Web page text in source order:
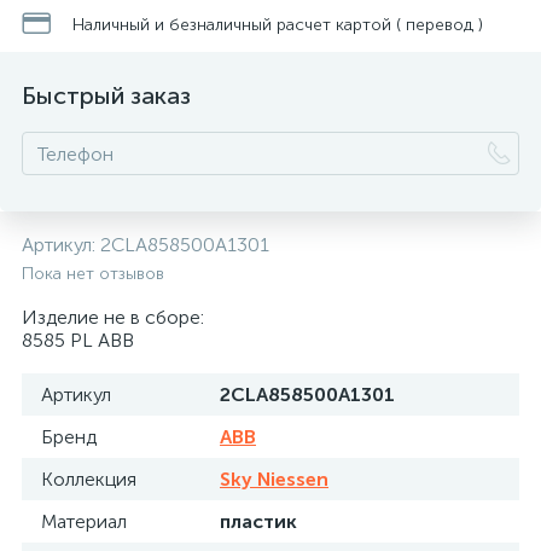
Наличный и безналичный расчет картой ( перевод )
Быстрый заказ
Артикул: 2CLA858500A1301
Пока нет отзывов
Изделие не в сборе:
8585 PL ABB
Артикул
2CLA858500A1301
Бренд
ABB
Коллекция
Sky Niessen
Материал
пластик